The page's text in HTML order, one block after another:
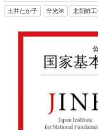
土井たか子 辛光洙 北朝鮮工